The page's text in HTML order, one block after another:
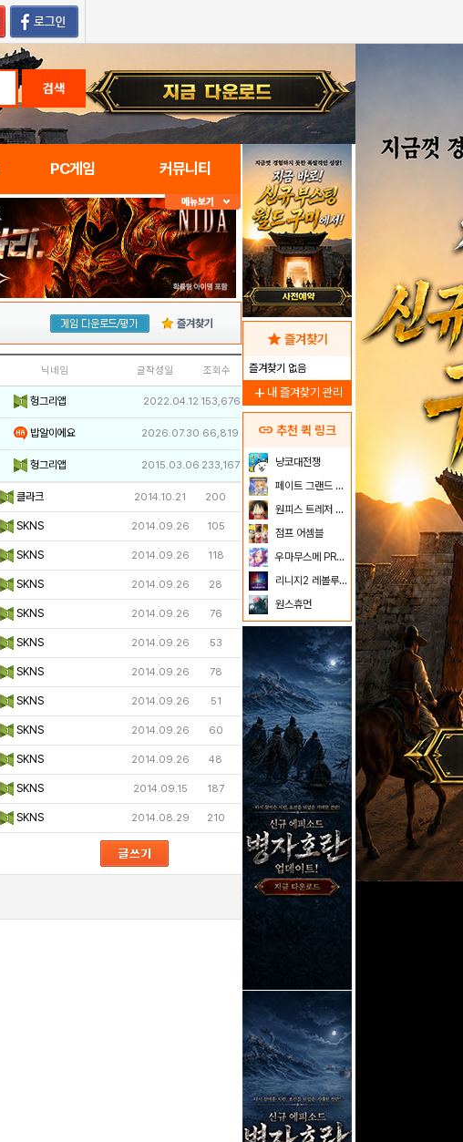
검색
PC게임 커뮤니티
즐겨찾기
닉네임 글작성일 조회수
헝그리앱 2022.04.12 153,676
밥알이에요 2026.07.30 66,819
헝그리앱 2015.03.06 233,167
클라크 2014.10.21 200
SKNS 2014.09.26 105
SKNS 2014.09.26 118
SKNS 2014.09.26 28
SKNS 2014.09.26 76
SKNS 2014.09.26 53
SKNS 2014.09.26 78
SKNS 2014.09.26 51
SKNS 2014.09.26 60
SKNS 2014.09.26 48
SKNS 2014.09.15 187
SKNS 2014.08.29 210
star 즐겨찾기
즐겨찾기 없음
add 내 즐겨찾기 관리
link 추천 퀵 링크
냥코대전쟁
페이트 그랜드 오더
원피스 트레저 크루즈
점프 어셈블
우마무스메 PRETTY DERBY
리니지2 레볼루션
원스휴먼